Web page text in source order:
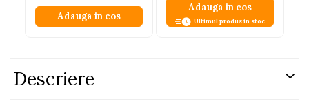
Adauga in cos
Adauga in cos
Ultimul produs in stoc
Descriere